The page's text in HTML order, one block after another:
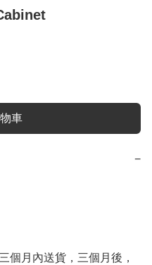
車
−
個月內送貨，三個月後，